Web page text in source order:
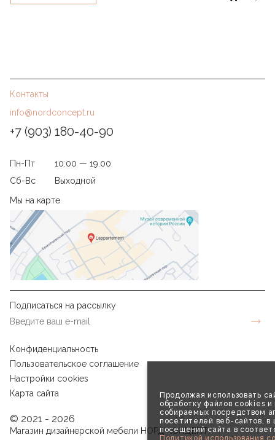
Продолжая использовать
обработку файлов cookies и
собираемых посредством
посетителей веб-сайтов, в
посещений сайта в
Политикой использования
Контакты
info@nordconcept.ru
+7 (903) 180-40-90
Пн-Пт
10:00 — 19.00
Сб-Вс
Выходной
Мы на карте
Подписаться на рассылку
Конфиденциальность
Пользовательское соглашение
Настройки cookies
Карта сайта
© 2021 - 2026
Магазин дизайнерской мебели НОРД КОНЦЕПТ